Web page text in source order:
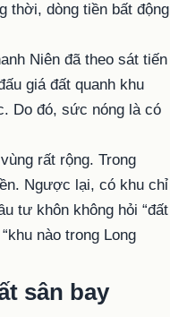
thời, dòng tiền bất động
Niên đã theo sát tiến
giá đất quanh khu
Do đó, sức nóng là có
rất rộng. Trong
Ngược lại, có khu chỉ
tư khôn không hỏi “đất
nào trong Long
sân bay